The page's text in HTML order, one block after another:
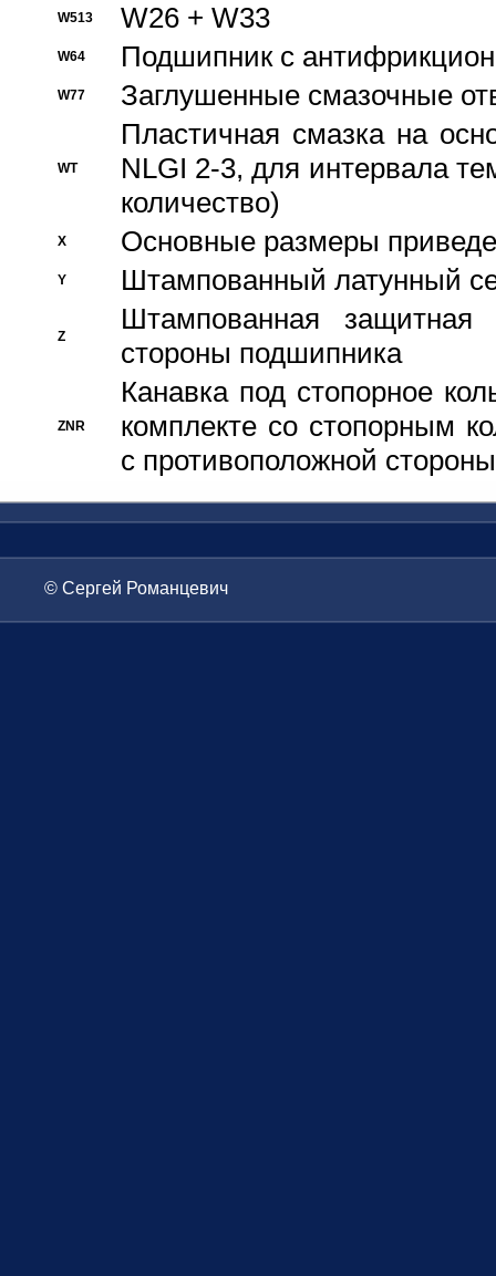
W513 W26 + W33
W64 Подшипник с
W77 Заглушенные смазочные
WT
Пластичная смазка на
NLGI 2-3, для интервала
количество)
X Основные размеры
Y Штампованный латунный
Z
Штампованная
стороны подшипника
ZNR
Канавка под стопорное
комплекте со стопорным
с противоположной стороны
© Сергей Романцевич